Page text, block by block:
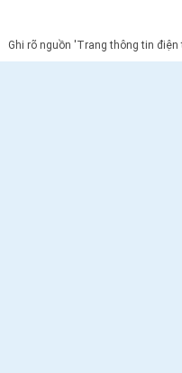
Ghi rõ nguồn 'Trang thông tin